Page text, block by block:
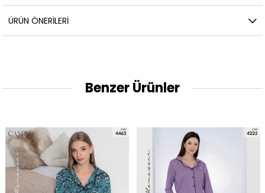
ÜRÜN ÖNERILERI
Benzer Ürünler